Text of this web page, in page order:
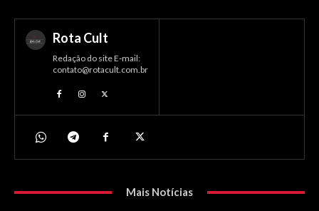
Rota Cult
Redação do site E-mail:
contato@rotacult.com.br
Mais Notícias